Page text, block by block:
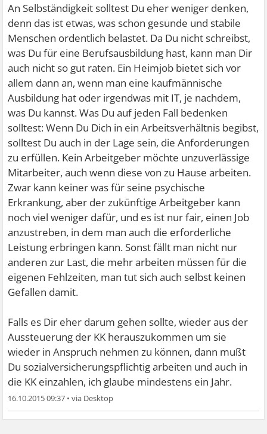
An Selbständigkeit solltest Du eher weniger denken,
denn das ist etwas, was schon gesunde und stabile
Menschen ordentlich belastet. Da Du nicht schreibst,
was Du für eine Berufsausbildung hast, kann man Dir
auch nicht so gut raten. Ein Heimjob bietet sich vor
allem dann an, wenn man eine kaufmännische
Ausbildung hat oder irgendwas mit IT, je nachdem,
was Du kannst. Was Du auf jeden Fall bedenken
solltest: Wenn Du Dich in ein Arbeitsverhältnis begibst,
solltest Du auch in der Lage sein, die Anforderungen
zu erfüllen. Kein Arbeitgeber möchte unzuverlässige
Mitarbeiter, auch wenn diese von zu Hause arbeiten.
Zwar kann keiner was für seine psychische
Erkrankung, aber der zukünftige Arbeitgeber kann
noch viel weniger dafür, und es ist nur fair, einen Job
anzustreben, in dem man auch die erforderliche
Leistung erbringen kann. Sonst fällt man nicht nur
anderen zur Last, die mehr arbeiten müssen für die
eigenen Fehlzeiten, man tut sich auch selbst keinen
Gefallen damit.
Falls es Dir eher darum gehen sollte, wieder aus der
Aussteuerung der KK herauszukommen um sie
wieder in Anspruch nehmen zu können, dann mußt
Du sozialversicherungspflichtig arbeiten und auch in
die KK einzahlen, ich glaube mindestens ein Jahr.
16.10.2015 09:37 •